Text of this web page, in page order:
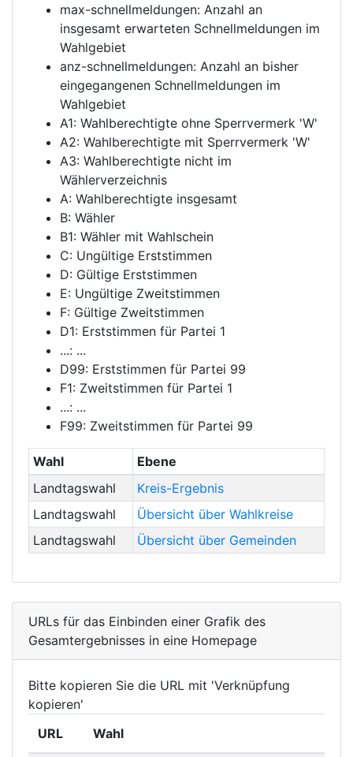
max-schnellmeldungen: Anzahl an
insgesamt erwarteten Schnellmeldungen im
Wahlgebiet
anz-schnellmeldungen: Anzahl an bisher
eingegangenen Schnellmeldungen im
Wahlgebiet
A1: Wahlberechtigte ohne Sperrvermerk 'W'
A2: Wahlberechtigte mit Sperrvermerk 'W'
A3: Wahlberechtigte nicht im
Wählerverzeichnis
A: Wahlberechtigte insgesamt
B: Wähler
B1: Wähler mit Wahlschein
C: Ungültige Erststimmen
D: Gültige Erststimmen
E: Ungültige Zweitstimmen
F: Gültige Zweitstimmen
D1: Erststimmen für Partei 1
...: ...
D99: Erststimmen für Partei 99
F1: Zweitstimmen für Partei 1
...: ...
F99: Zweitstimmen für Partei 99
Wahl
Ebene
Landtagswahl
Kreis-Ergebnis
Landtagswahl
Übersicht über Wahlkreise
Landtagswahl
Übersicht über Gemeinden
URLs für das Einbinden einer Grafik des
Gesamtergebnisses in eine Homepage
Bitte kopieren Sie die URL mit 'Verknüpfung
kopieren'
URL
Wahl